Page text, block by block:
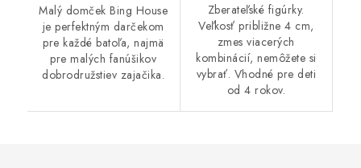
Malý domček Bing House
je perfektným darčekom
pre každé batoľa, najmä
pre malých fanúšikov
dobrodružstiev zajačika.
Zberateľské figúrky.
Veľkosť približne 4 cm,
zmes viacerých
kombinácií, nemôžete si
vybrať. Vhodné pre deti
od 4 rokov.